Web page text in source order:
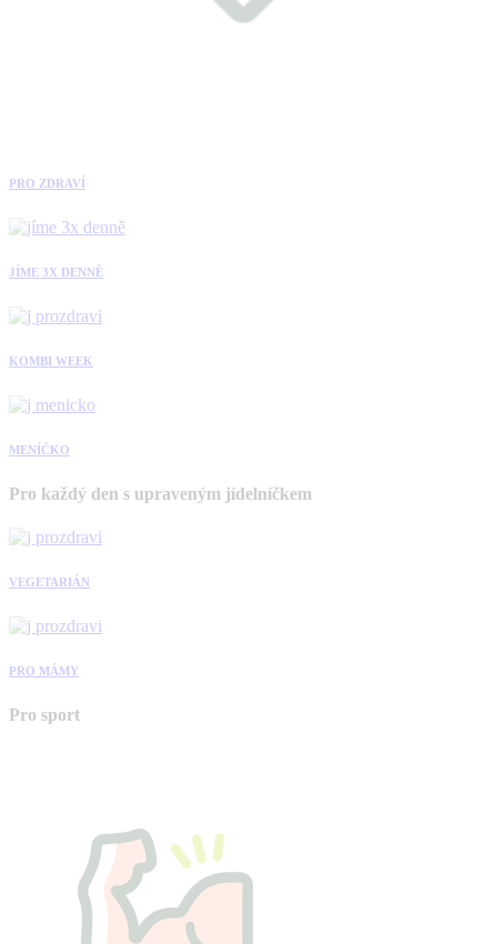
PRO ZDRAVÍ
JÍME 3X DENNĚ
KOMBI WEEK
MENÍČKO
Pro každý den s upraveným jídelníčkem
VEGETARIÁN
PRO MÁMY
Pro sport